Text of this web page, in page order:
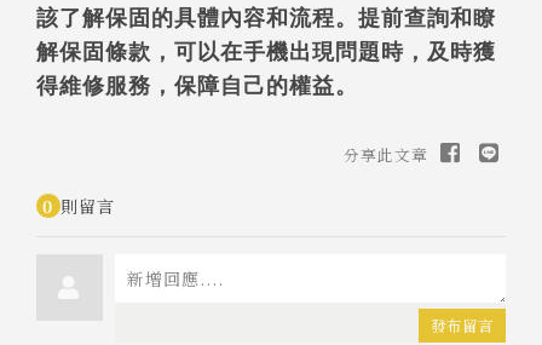
該了解保固的具體內容和流程。提前查詢和瞭
解保固條款，可以在手機出現問題時，及時獲
得維修服務，保障自己的權益。
分享此文章
0 則留言
發布留言